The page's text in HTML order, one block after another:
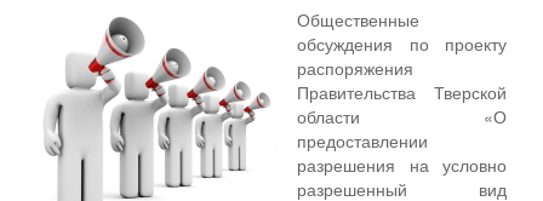
Общественные
обсуждения по проекту
распоряжения
Правительства Тверской
области «О
предоставлении
разрешения на условно
разрешенный вид